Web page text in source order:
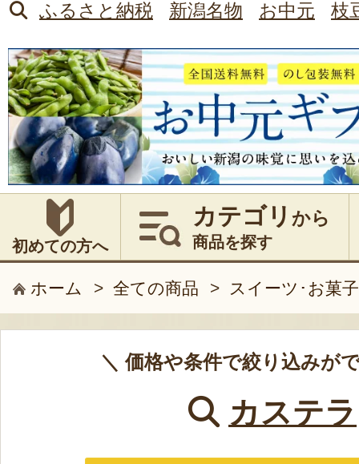
ふるさと納税 新潟名物 お中元 枝
初めての方へ
カテゴリ から
商品を探す
ホーム > 全ての商品 > スイーツ･お菓子
＼ 価格や条件で絞り込みが
カステラ